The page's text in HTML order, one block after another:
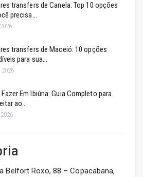
transfers de Canela: Top 10 opções
precisa…
transfers de Maceió: 10 opções
para sua…
Fazer Em Ibiúna: Guia Completo para
ao…
Belfort Roxo, 88 – Copacabana,